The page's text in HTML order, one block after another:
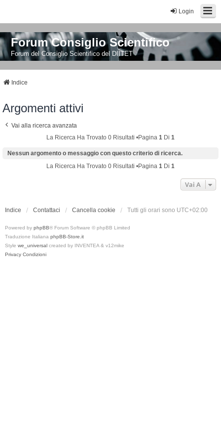
Login
Forum Consiglio Scientifico
Forum del Consiglio Scientifico del DIITET
Indice
Argomenti attivi
Vai alla ricerca avanzata
La Ricerca Ha Trovato 0 Risultati •Pagina 1 Di 1
Nessun argomento o messaggio con questo criterio di ricerca.
La Ricerca Ha Trovato 0 Risultati •Pagina 1 Di 1
Vai A
Indice Contattaci Cancella cookie Tutti gli orari sono UTC+02:00
Powered by phpBB® Forum Software © phpBB Limited
Traduzione Italiana phpBB-Store.it
Style we_universal created by INVENTEA & v12mike
Privacy Condizioni